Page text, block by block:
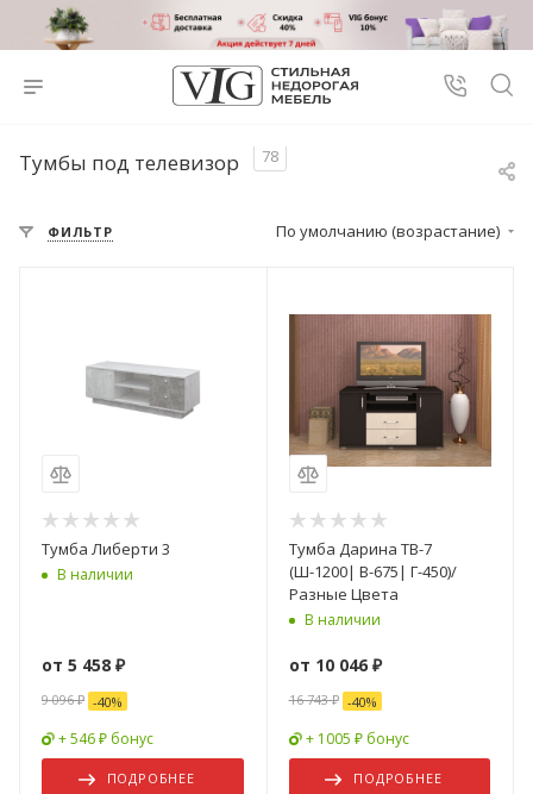
Тумбы под телевизор 78
ФИЛЬТР По умолчанию (возрастание)
Тумба Либерти 3
В наличии
от 5 458 ₽
9 096 ₽ -40%
+ 546 ₽ бонус
ПОДРОБНЕЕ
Тумба Дарина ТВ-7
(Ш-1200| В-675| Г-450)/
Разные Цвета
В наличии
от 10 046 ₽
16 743 ₽ -40%
+ 1005 ₽ бонус
ПОДРОБНЕЕ